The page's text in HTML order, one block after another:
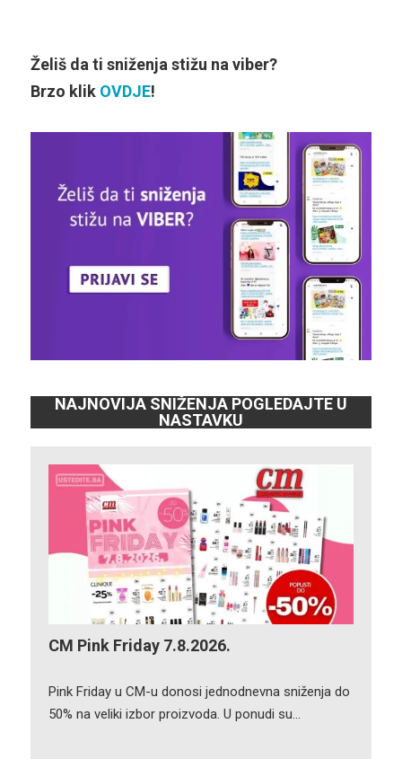
Želiš da ti sniženja stižu na viber?
Brzo klik OVDJE!
NAJNOVIJA SNIŽENJA POGLEDAJTE U
NASTAVKU
CM Pink Friday 7.8.2026.
Pink Friday u CM-u donosi jednodnevna sniženja do
50% na veliki izbor proizvoda. U ponudi su…